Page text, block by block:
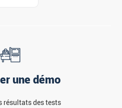
une démo
résultats des tests